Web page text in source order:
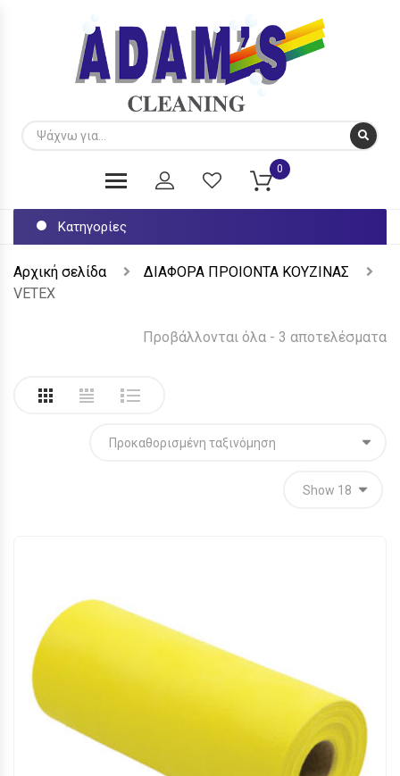
0
Κατηγορίες
Αρχική σελίδα
ΔΙΑΦΟΡΑ ΠΡΟΙΟΝΤΑ ΚΟΥΖΙΝΑΣ
VETEX
Προβάλλονται όλα - 3 αποτελέσματα